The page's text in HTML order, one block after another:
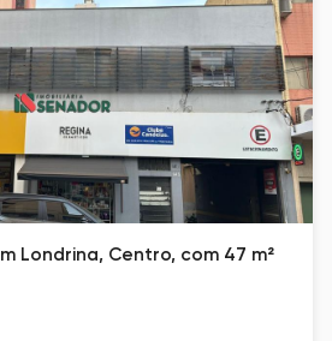
Londrina, Centro, com 47 m²